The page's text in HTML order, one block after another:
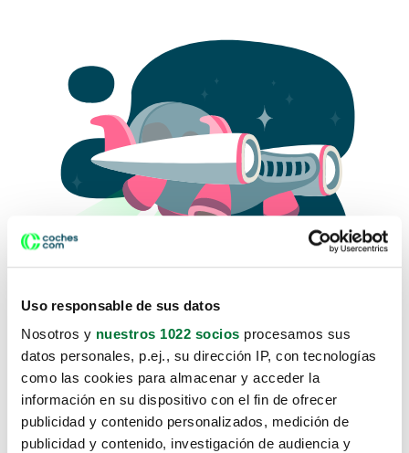
Uso responsable de sus datos
Nosotros y nuestros 1022 socios procesamos sus
datos personales, p.ej., su dirección IP, con tecnologías
como las cookies para almacenar y acceder la
información en su dispositivo con el fin de ofrecer
publicidad y contenido personalizados, medición de
publicidad y contenido, investigación de audiencia y
Lo sentimos, no sabemos como
te hemos traido hasta aquí.